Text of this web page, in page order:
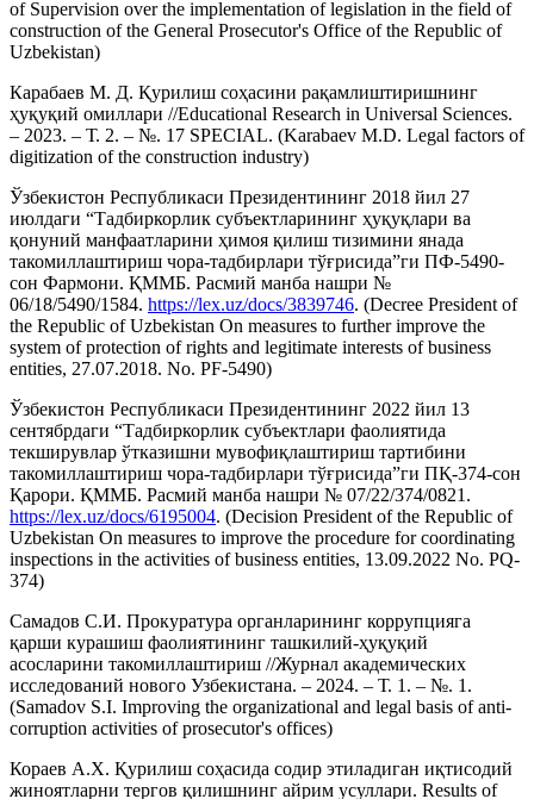
of Supervision over the implementation of legislation in the field of
construction of the General Prosecutor's Office of the Republic of
Uzbekistan)
Карабаев М. Д. Қурилиш соҳасини рақамлиштиришнинг
ҳуқуқий омиллари //Educational Research in Universal Sciences.
– 2023. – Т. 2. – №. 17 SPECIAL. (Karabaev M.D. Legal factors of
digitization of the construction industry)
Ўзбекистон Республикаси Президентининг 2018 йил 27
июлдаги “Тадбиркорлик субъектларининг ҳуқуқлари ва
қонуний манфаатларини ҳимоя қилиш тизимини янада
такомиллаштириш чора-тадбирлари тўғрисида”ги ПФ-5490-
сон Фармони. ҚММБ. Расмий манба нашри №
06/18/5490/1584. https://lex.uz/docs/3839746. (Decree President of
the Republic of Uzbekistan On measures to further improve the
system of protection of rights and legitimate interests of business
entities, 27.07.2018. No. PF-5490)
Ўзбекистон Республикаси Президентининг 2022 йил 13
сентябрдаги “Тадбиркорлик субъектлари фаолиятида
текширувлар ўтказишни мувофиқлаштириш тартибини
такомиллаштириш чора-тадбирлари тўғрисида”ги ПҚ-374-сон
Қарори. ҚММБ. Расмий манба нашри № 07/22/374/0821.
https://lex.uz/docs/6195004. (Decision President of the Republic of
Uzbekistan On measures to improve the procedure for coordinating
inspections in the activities of business entities, 13.09.2022 No. PQ-
374)
Самадов С.И. Прокуратура органларининг коррупцияга
қарши курашиш фаолиятининг ташкилий-ҳуқуқий
асосларини такомиллаштириш //Журнал академических
исследований нового Узбекистана. – 2024. – Т. 1. – №. 1.
(Samadov S.I. Improving the organizational and legal basis of anti-
corruption activities of prosecutor's offices)
Кораев А.Х. Қурилиш соҳасида содир этиладиган иқтисодий
жиноятларни тергов қилишнинг айрим усуллари. Results of